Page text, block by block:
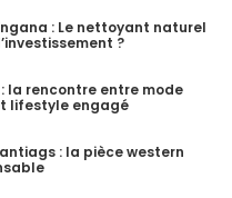
: Le nettoyant naturel
?
la rencontre entre mode
lifestyle engagé
: la pièce western